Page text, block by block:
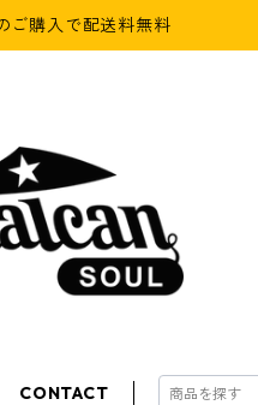
購入で配送料無料
CONTACT